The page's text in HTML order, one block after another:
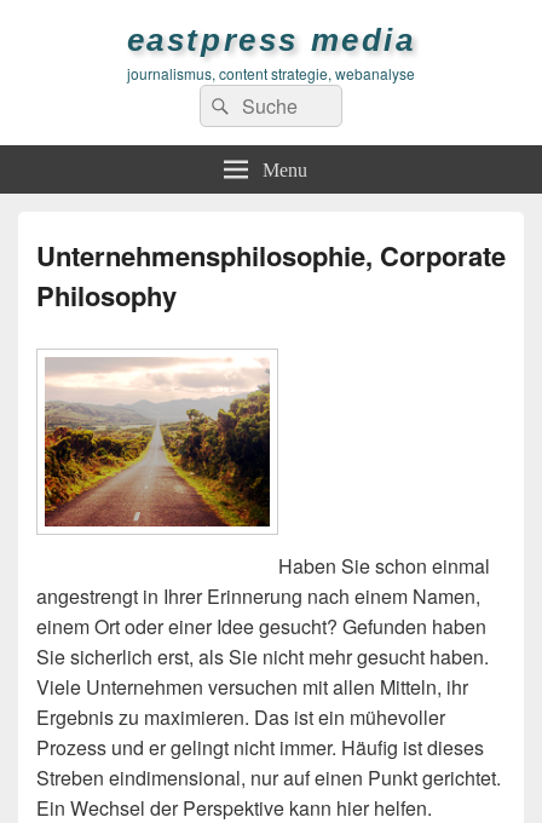
eastpress media
journalismus, content strategie, webanalyse
Search
for:
Search
Menu
Unternehmensphilosophie, Corporate
Philosophy
Haben Sie schon einmal
angestrengt in Ihrer Erinnerung nach einem Namen,
einem Ort oder einer Idee gesucht? Gefunden haben
Sie sicherlich erst, als Sie nicht mehr gesucht haben.
Viele Unternehmen versuchen mit allen Mitteln, ihr
Ergebnis zu maximieren. Das ist ein mühevoller
Prozess und er gelingt nicht immer. Häufig ist dieses
Streben eindimensional, nur auf einen Punkt gerichtet.
Ein Wechsel der Perspektive kann hier helfen.